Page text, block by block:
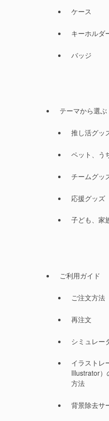
ケース
キーホルダ
バッジ
テーマから選ぶ
推し活グッ
ペット、う
チームグッ
応援グッズ
子ども、家
ご利用ガイド
ご注文方法
再注文
シミュレー
イラストレ
Illustrator）
方法
背景除去サ